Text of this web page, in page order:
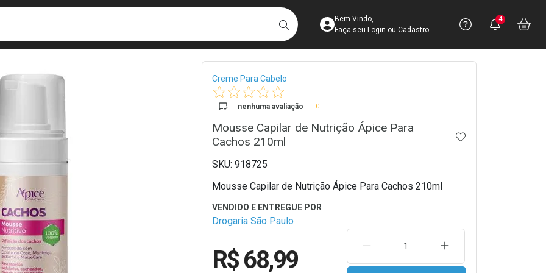
BUSCARAcesse sua Conta
Bem Vindo,
Faça seu Login ou Cadastro
Precisa
Ver Recursos
Você
4
Breadcrumb
Creme Para Cabelo
nenhuma avaliação 0
Mousse Capilar de Nutrição Ápice Para
Cachos 210ml
ADICIONAR AOS
918725
Mousse Capilar de Nutrição Ápice Para Cachos 210ml
Drogaria São Paulo
R$ 68,99
REMOVER UMA UNIDADEAUMENTAR UMA